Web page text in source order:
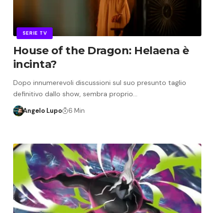
SERIE TV
House of the Dragon: Helaena è
incinta?
Dopo innumerevoli discussioni sul suo presunto taglio
definitivo dallo show, sembra proprio…
Angelo Lupo 6 Min